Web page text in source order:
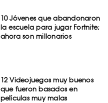
10 Jóvenes que abandonaron
la escuela para jugar Fortnite;
ahora son millonarios
12 Videojuegos muy buenos
que fueron basados en
películas muy malas